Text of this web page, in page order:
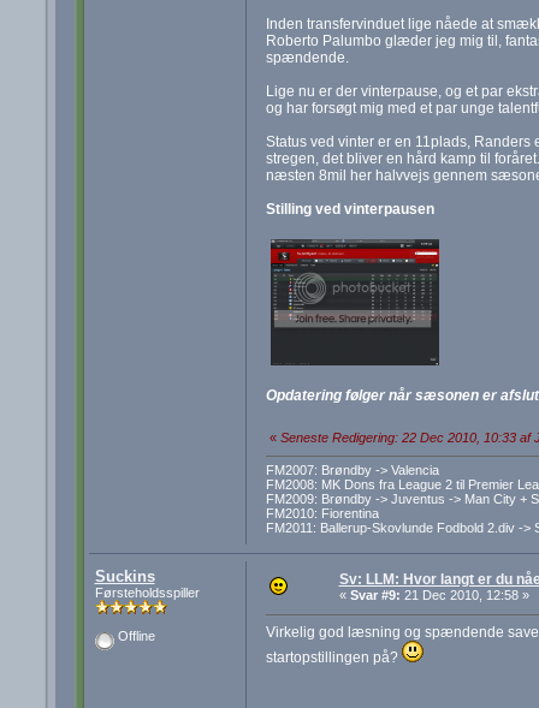
Inden transfervinduet lige nåede at
Roberto Palumbo glæder jeg mig til,
spændende.
Lige nu er der vinterpause, og et par
og har forsøgt mig med et par unge
Status ved vinter er en 11plads,
stregen, det bliver en hård kamp til
næsten 8mil her halvvejs gennem
Stilling ved vinterpausen
Opdatering følger når sæsonen er
« Seneste Redigering: 22 Dec 2010, 10:33 af
FM2007: Brøndby -> Valencia
FM2008: MK Dons fra League 2 til Premier
FM2009: Brøndby -> Juventus -> Man City +
FM2010: Fiorentina
FM2011: Ballerup-Skovlunde Fodbold 2.div ->
Suckins
Førsteholdsspiller
Offline
Sv: LLM: Hvor langt er du
« Svar #9: 21 Dec 2010, 12:58 »
Virkelig god læsning og spændende save
startopstillingen på?